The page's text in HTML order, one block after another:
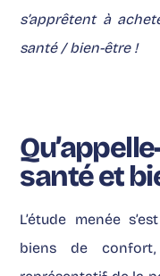
s’apprêtent à
santé / bien-être !
santé et
L’étude menée
biens de